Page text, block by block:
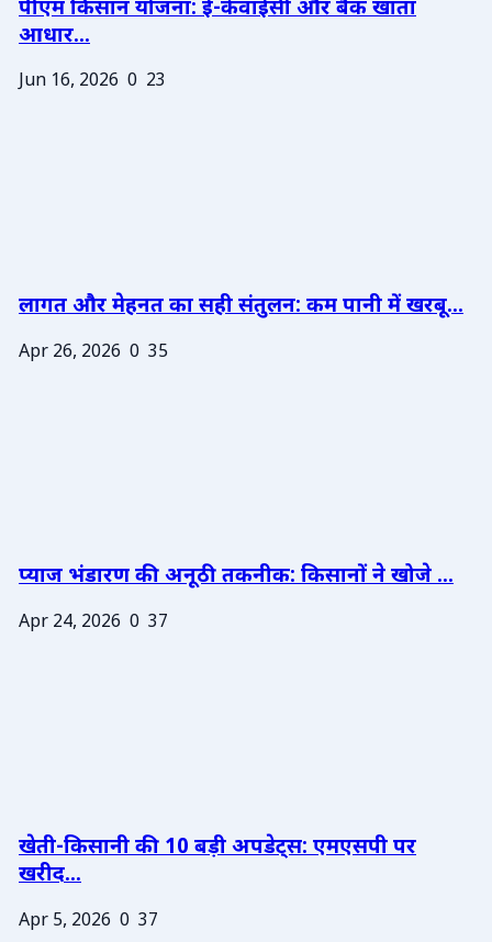
पीएम किसान योजना: ई-केवाईसी और बैंक खाता
आधार...
Jun 16, 2026 0 23
लागत और मेहनत का सही संतुलन: कम पानी में खरबू...
Apr 26, 2026 0 35
प्याज भंडारण की अनूठी तकनीक: किसानों ने खोजे ...
Apr 24, 2026 0 37
खेती-किसानी की 10 बड़ी अपडेट्स: एमएसपी पर
खरीद...
Apr 5, 2026 0 37